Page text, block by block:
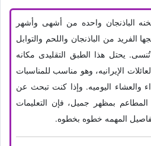
الباذنجان واحده من أشهى وأشهر
الفرید من الباذنجان واللحم والتوابل
یحتل هذا الطبق التقلیدی مکانه
الإیرانیه، وهو مناسب للمناسبات
والعشاء الیومیه. وإذا کنت تبحث عن
بمظهر جمیل، فإن التعلیمات
المهمه خطوه بخطوه.